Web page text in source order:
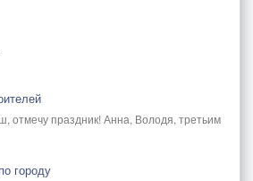
отмечу праздник! Анна, Володя, третьим
городу